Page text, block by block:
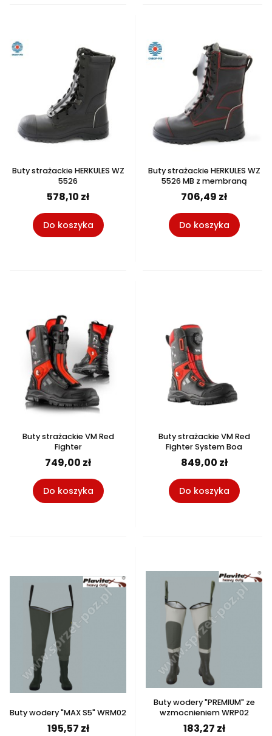
Buty strażackie HERKULES WZ
5526
578,10 zł
Do koszyka
Buty strażackie HERKULES WZ
5526 MB z membraną
706,49 zł
Do koszyka
Buty strażackie VM Red
Fighter
749,00 zł
Do koszyka
Buty strażackie VM Red
Fighter System Boa
849,00 zł
Do koszyka
Buty wodery "MAX S5" WRM02
195,57 zł
Buty wodery "PREMIUM" ze
wzmocnieniem WRP02
183,27 zł